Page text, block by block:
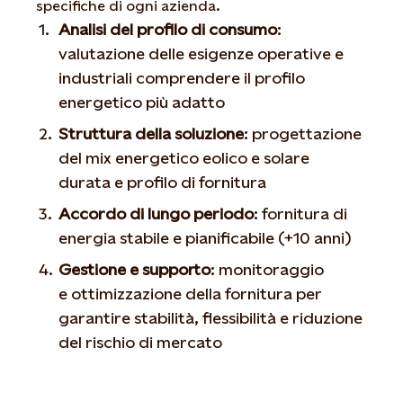
specifiche di ogni azienda.
Analisi del profilo di consumo:
valutazione delle esigenze operative e
industriali comprendere il profilo
energetico più adatto
Struttura della soluzione: progettazione
del mix energetico eolico e solare
durata e profilo di fornitura
Accordo di lungo periodo: fornitura di
energia stabile e pianificabile (+10 anni)
Gestione e supporto: monitoraggio
e ottimizzazione della fornitura per
garantire stabilità, flessibilità e riduzione
del rischio di mercato